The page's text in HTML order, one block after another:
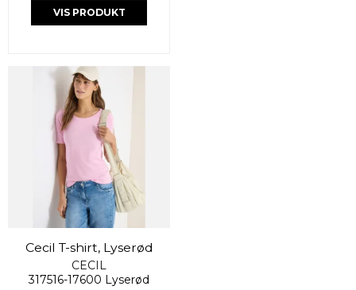
VIS PRODUKT
Cecil T-shirt, Lyserød
CECIL
317516-17600 Lyserød